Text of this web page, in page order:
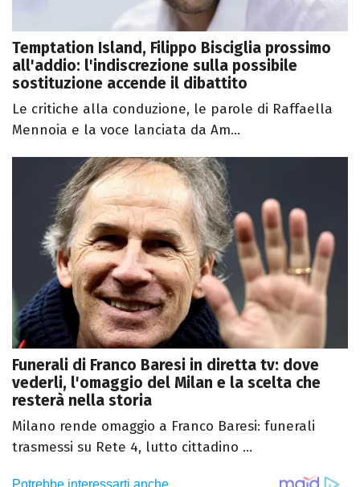
Temptation Island, Filippo Bisciglia prossimo
all'addio: l'indiscrezione sulla possibile
sostituzione accende il dibattito
Le critiche alla conduzione, le parole di Raffaella
Mennoia e la voce lanciata da Am...
Funerali di Franco Baresi in diretta tv: dove
vederli, l'omaggio del Milan e la scelta che
resterà nella storia
Milano rende omaggio a Franco Baresi: funerali
trasmessi su Rete 4, lutto cittadino ...